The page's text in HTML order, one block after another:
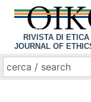
RIVISTA DI
JOURNAL OF